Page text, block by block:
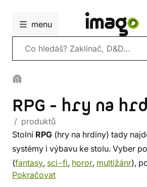
menu
Vyhledávání
RPG - hry na
/ produktů
Stolní RPG (hry na hrdiny) tady
systémy i výbavu ke stolu. Vyber
(fantasy, sci-fi, horor, multižánr),
(např.Dungeons & Dragons
Pokračovat